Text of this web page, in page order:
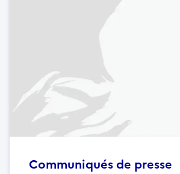
Communiqués de presse